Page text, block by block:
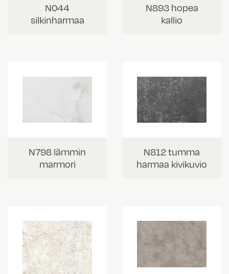
N044
silkinharmaa
N893 hopea
kallio
N798 lämmin
marmori
N812 tumma
harmaa kivikuvio